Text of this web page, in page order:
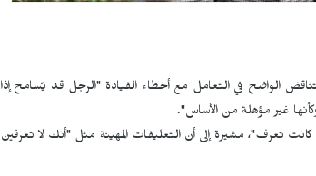
الواضح في التعامل مع أخطاء القيادة "الرجل قد يُسامح إذا
غير مؤهلة من الأساس".
تعرف"، مشيرة إلى أن التعليقات المهينة مثل "أنك لا تعرفين